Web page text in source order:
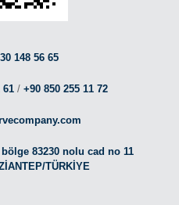
148 56 65
61 /+90 850 255 11 72
83230 nolu cad no 11
TÜRKİYE